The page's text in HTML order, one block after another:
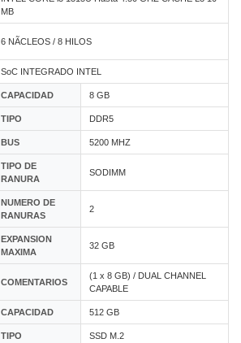
MB
6 NÃCLEOS / 8 HILOS
SoC INTEGRADO INTEL
CAPACIDAD 8 GB
TIPO DDR5
BUS 5200 MHZ
TIPO DE
RANURA
SODIMM
NUMERO DE
RANURAS
2
EXPANSION
MAXIMA
32 GB
COMENTARIOS
(1 x 8 GB) / DUAL CHANNEL
CAPABLE
CAPACIDAD 512 GB
TIPO SSD M.2